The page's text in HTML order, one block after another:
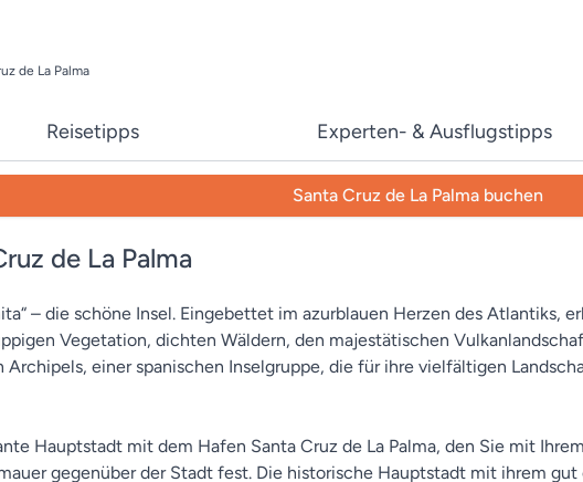
de La Palma
Reisetipps Experten- & Ausflugstipps
Santa Cruz de La Palma buchen
de La Palma
– die schöne Insel. Eingebettet im azurblauen Herzen des Atlantiks,
Vegetation, dichten Wäldern, den majestätischen
Archipels, einer spanischen Inselgruppe, die für ihre vielfältigen
Hauptstadt mit dem Hafen Santa Cruz de La Palma, den Sie mit
gegenüber der Stadt fest. Die historische Hauptstadt mit ihrem